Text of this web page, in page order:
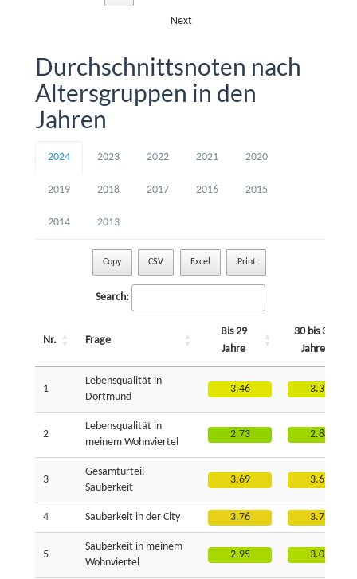
Next
Durchschnittsnoten nach
Altersgruppen in den
Jahren
2024 2023 2022 2021 2020
2019 2018 2017 2016 2015
2014 2013
Copy CSV Excel Print
Search:
Nr. Frage
Bis 29
Jahre
30 bis 39
Jahre
1
Lebensqualität in
Dortmund
3.46 3.37
2
Lebensqualität in
meinem Wohnviertel
2.73 2.84
3
Gesamturteil
Sauberkeit
3.69 3.69
4 Sauberkeit in der City 3.76 3.72
5
Sauberkeit in meinem
Wohnviertel
2.95 3.02